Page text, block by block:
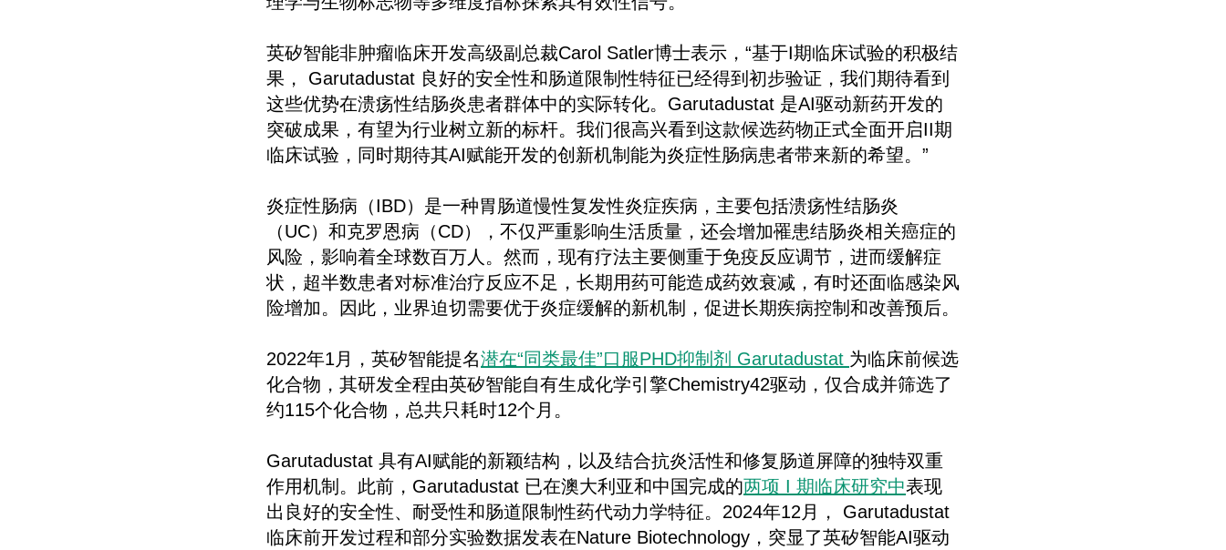
英矽智能非肿瘤临床开发高级副总裁Carol Satler博士表示，“基于I期临床试验的积极结
果， Garutadustat 良好的安全性和肠道限制性特征已经得到初步验证，我们期待看到
这些优势在溃疡性结肠炎患者群体中的实际转化。Garutadustat 是AI驱动新药开发的
突破成果，有望为行业树立新的标杆。我们很高兴看到这款候选药物正式全面开启II期
临床试验，同时期待其AI赋能开发的创新机制能为炎症性肠病患者带来新的希望。”
炎症性肠病（IBD）是一种胃肠道慢性复发性炎症疾病，主要包括溃疡性结肠炎
（UC）和克罗恩病（CD），不仅严重影响生活质量，还会增加罹患结肠炎相关癌症的
风险，影响着全球数百万人。然而，现有疗法主要侧重于免疫反应调节，进而缓解症
状，超半数患者对标准治疗反应不足，长期用药可能造成药效衰减，有时还面临感染风
险增加。因此，业界迫切需要优于炎症缓解的新机制，促进长期疾病控制和改善预后。
2022年1月，英矽智能提名潜在“同类最佳”口服PHD抑制剂 Garutadustat 为临床前候选
化合物，其研发全程由英矽智能自有生成化学引擎Chemistry42驱动，仅合成并筛选了
约115个化合物，总共只耗时12个月。
Garutadustat 具有AI赋能的新颖结构，以及结合抗炎活性和修复肠道屏障的独特双重
作用机制。此前，Garutadustat 已在澳大利亚和中国完成的两项 I 期临床研究中表现
出良好的安全性、耐受性和肠道限制性药代动力学特征。2024年12月， Garutadustat
临床前开发过程和部分实验数据发表在Nature Biotechnology，突显了英矽智能AI驱动